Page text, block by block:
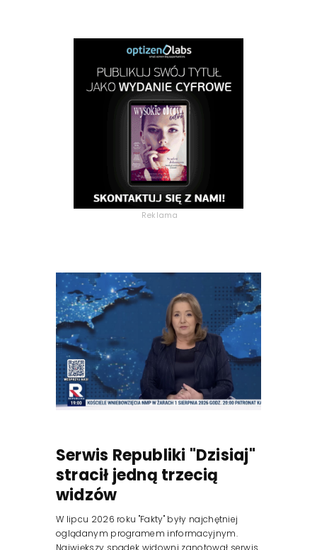
Reklama
Serwis Republiki "Dzisiaj"
stracił jedną trzecią
widzów
W lipcu 2026 roku "Fakty" były najchętniej
oglądanym programem informacyjnym.